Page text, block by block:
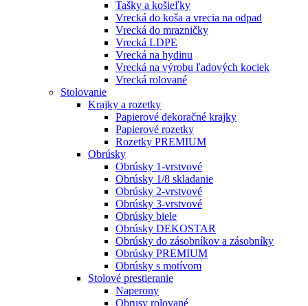
Tašky a košieľky
Vrecká do koša a vrecia na odpad
Vrecká do mrazničky
Vrecká LDPE
Vrecká na hydinu
Vrecká na výrobu ľadových kociek
Vrecká rolované
Stolovanie
Krajky a rozetky
Papierové dekoračné krajky
Papierové rozetky
Rozetky PREMIUM
Obrúsky
Obrúsky 1-vrstvové
Obrúsky 1/8 skladanie
Obrúsky 2-vrstvové
Obrúsky 3-vrstvové
Obrúsky biele
Obrúsky DEKOSTAR
Obrúsky do zásobníkov a zásobníky
Obrúsky PREMIUM
Obrúsky s motívom
Stolové prestieranie
Naperony
Obrusy rolované